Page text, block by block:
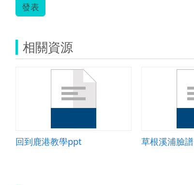
發表
相關資源
回到鹿港教學ppt 草根溪浦臉譜